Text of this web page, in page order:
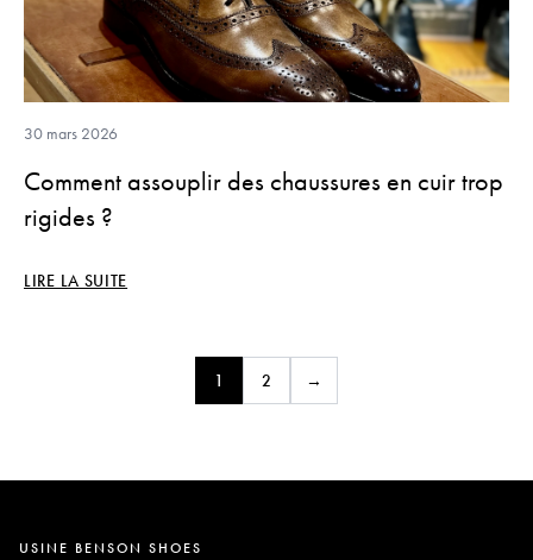
30 mars 2026
Comment assouplir des chaussures en cuir trop
rigides ?
LIRE LA SUITE
1 2 →
USINE BENSON SHOES